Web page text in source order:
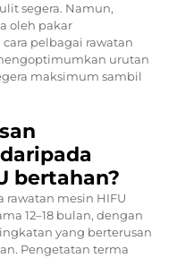
segera. Namun,
oleh pakar
pelbagai rawatan
urutan
maksimum sambil
bertahan?
rawatan mesin HIFU
12–18 bulan, dengan
yang berterusan
Pengetatan terma